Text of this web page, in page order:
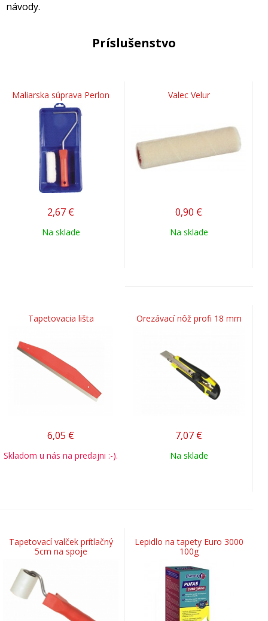
návody.
Príslušenstvo
Maliarska súprava Perlon
2,67 €
Na sklade
Valec Velur
0,90 €
Na sklade
Tapetovacia lišta
6,05 €
Skladom u nás na predajni :-).
Orezávací nôž profi 18 mm
7,07 €
Na sklade
Tapetovací valček prítlačný
5cm na spoje
Lepidlo na tapety Euro 3000
100g